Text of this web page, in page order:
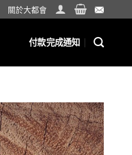
關於大都會
付款完成通知